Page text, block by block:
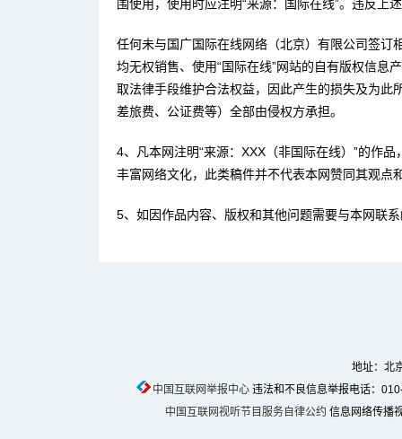
围使用，使用时应注明“来源：国际在线”。违反上
任何未与国广国际在线网络（北京）有限公司签订
均无权销售、使用“国际在线”网站的自有版权信息
取法律手段维护合法权益，因此产生的损失及为此
差旅费、公证费等）全部由侵权方承担。
4、凡本网注明“来源：XXX（非国际在线）”的作
丰富网络文化，此类稿件并不代表本网赞同其观点
5、如因作品内容、版权和其他问题需要与本网联
地址：北
中国互联网举报中心违法和不良信息举报电话：
中国互联网视听节目服务自律公约 信息网络传播